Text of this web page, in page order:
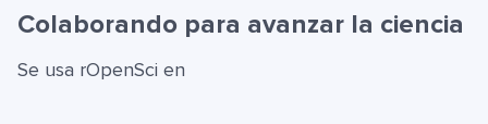
Colaborando para avanzar la ciencia
Se usa rOpenSci en